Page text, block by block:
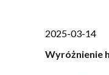
2025-03-14
Wyróżnienie